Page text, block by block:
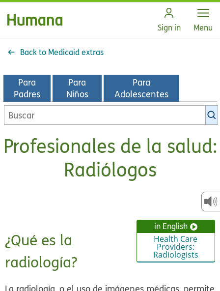
Sign in Open
Menu
Back to Medicaid extras
Para
Padres
Para
Niños
Para
Adolescentes
Buscar
en
biblioteca
Profesionales de la salud:
Radiólogos
in English
Health Care
Providers:
Radiologists
¿Qué es la
radiología?